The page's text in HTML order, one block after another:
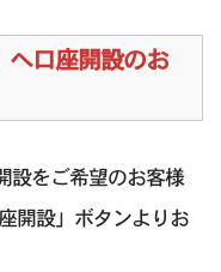
へ口座開設のお
設をご希望のお客様
開設」ボタンよりお